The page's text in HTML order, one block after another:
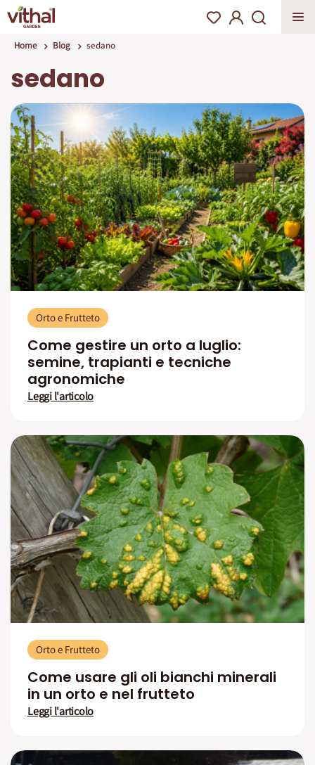
Home Blog sedano
sedano
Orto e Frutteto
Come gestire un orto a luglio:
semine, trapianti e tecniche
agronomiche
Leggi l'articolo
Orto e Frutteto
Come usare gli oli bianchi minerali
in un orto e nel frutteto
Leggi l'articolo